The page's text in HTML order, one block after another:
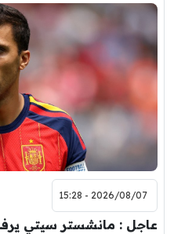
2026/08/07 - 15:28
عاجل : مانشستر سيتي